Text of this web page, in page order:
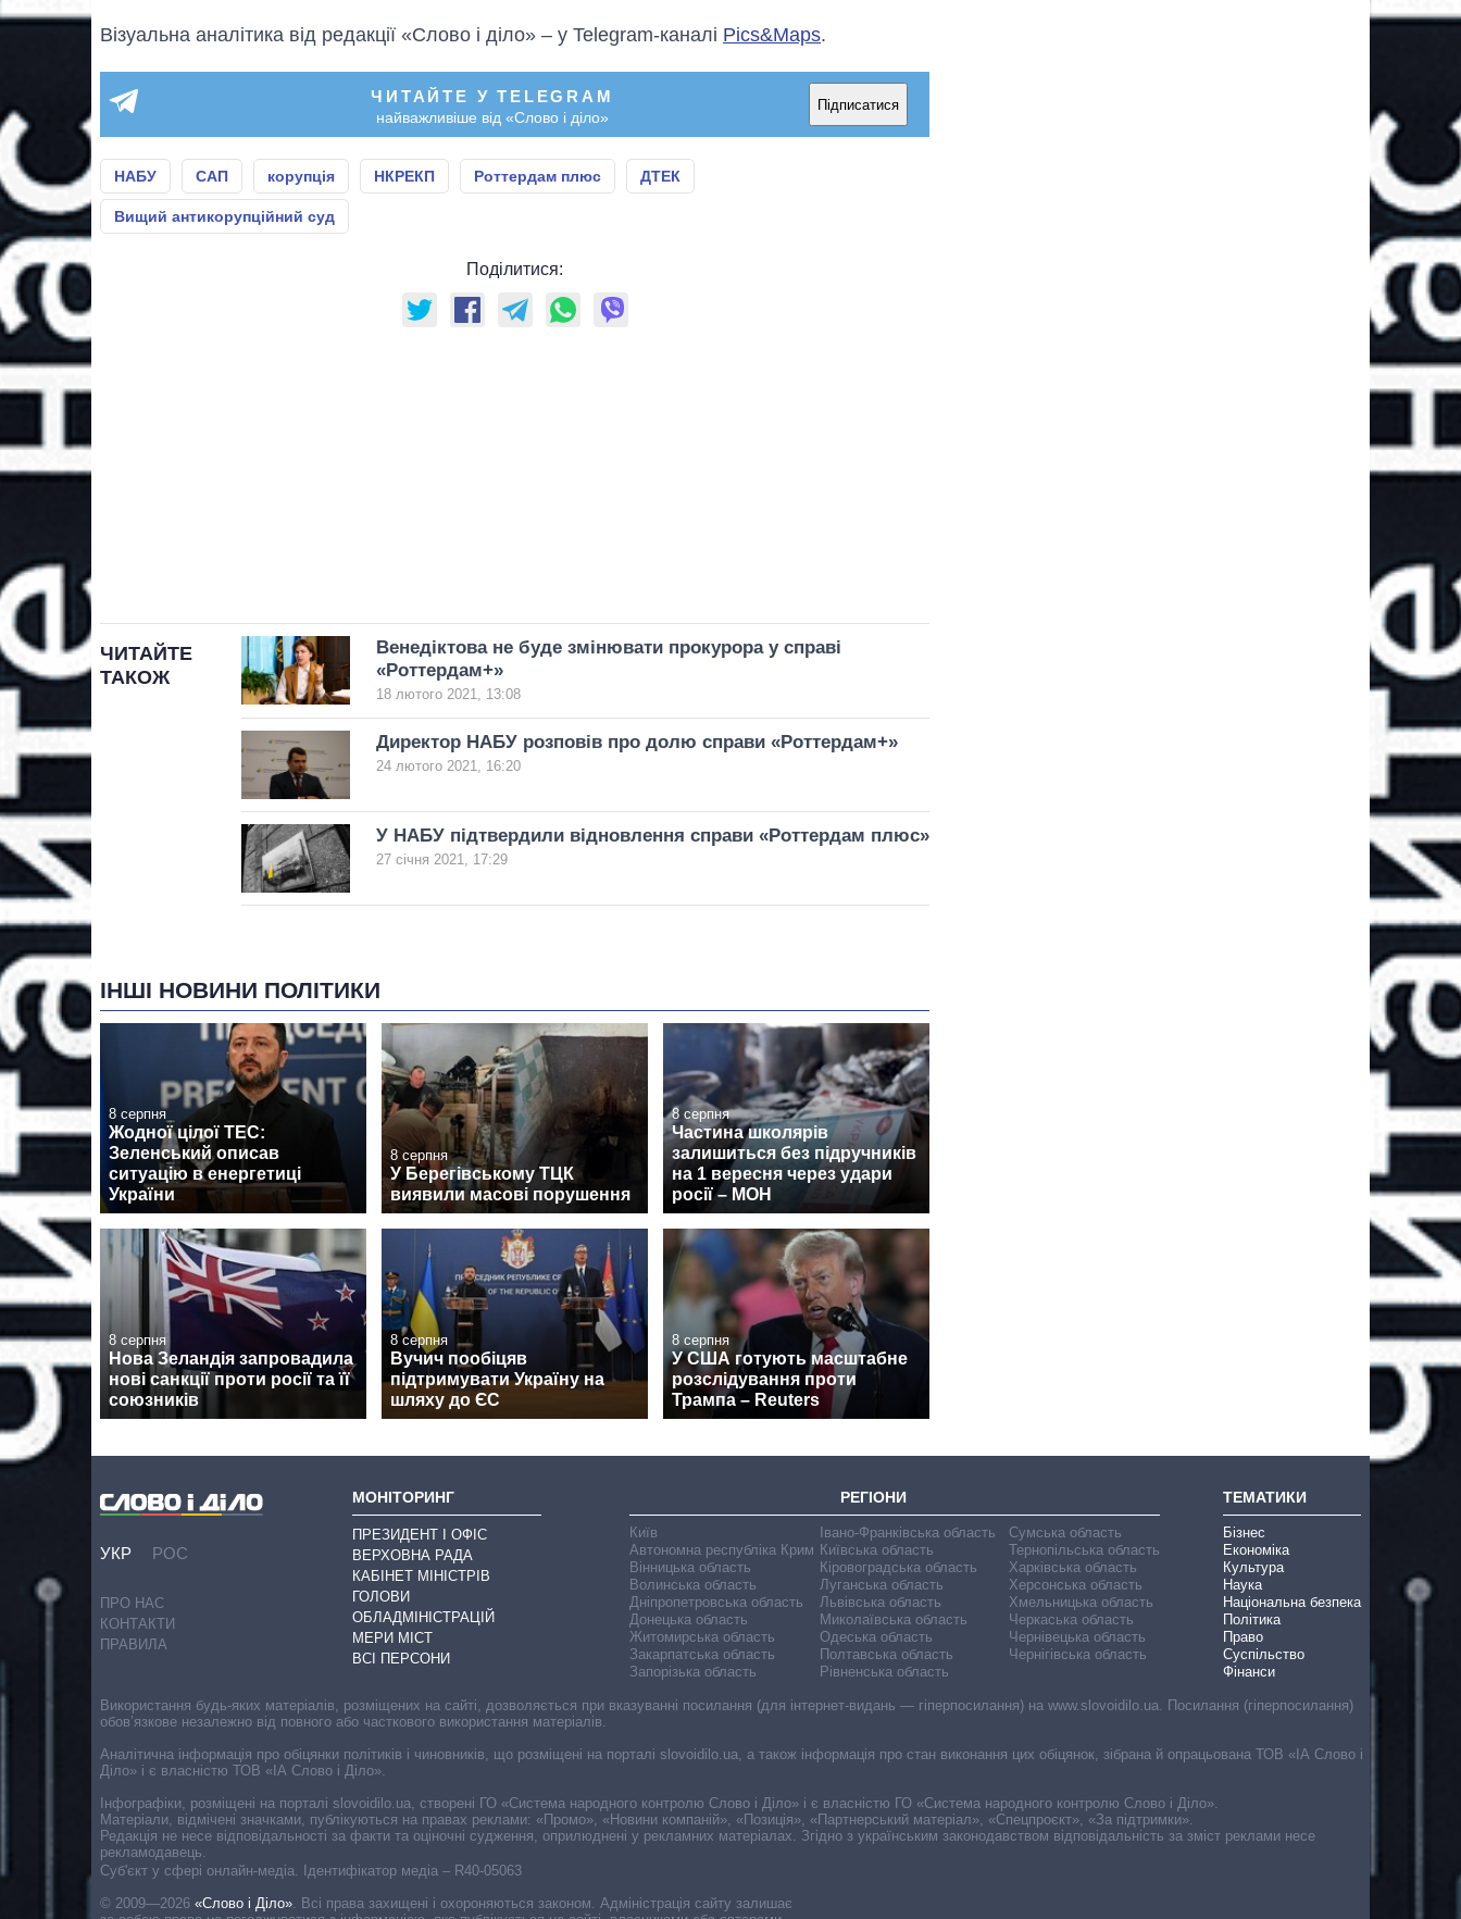
Візуальна аналітика від редакції «Слово і діло» – у Telegram-каналі Pics&Maps.
ЧИТАЙТЕ У TELEGRAM
найважливіше від «Слово і діло»
Підписатися
НАБУ САП корупція НКРЕКП Роттердам плюс ДТЕК
Вищий антикорупційний суд
Поділитися:
ЧИТАЙТЕ
ТАКОЖ
Венедіктова не буде змінювати прокурора у справі
«Роттердам+»
18 лютого 2021, 13:08
Директор НАБУ розповів про долю справи «Роттердам+»
24 лютого 2021, 16:20
У НАБУ підтвердили відновлення справи «Роттердам плюс»
27 січня 2021, 17:29
ІНШІ НОВИНИ ПОЛІТИКИ
8 серпня
Жодної цілої ТЕС:
Зеленський описав
ситуацію в енергетиці
України
8 серпня
У Берегівському ТЦК
виявили масові порушення
8 серпня
Частина школярів
залишиться без підручників
на 1 вересня через удари
росії – МОН
8 серпня
Нова Зеландія запровадила
нові санкції проти росії та її
союзників
8 серпня
Вучич пообіцяв
підтримувати Україну на
шляху до ЄС
8 серпня
У США готують масштабне
розслідування проти
Трампа – Reuters
УКР РОС
ПРО НАС
КОНТАКТИ
ПРАВИЛА
МОНІТОРИНГ
ПРЕЗИДЕНТ І ОФІС
ВЕРХОВНА РАДА
КАБІНЕТ МІНІСТРІВ
ГОЛОВИ
ОБЛАДМІНІСТРАЦІЙ
МЕРИ МІСТ
ВСІ ПЕРСОНИ
РЕГІОНИ
Київ
Автономна республіка Крим
Вінницька область
Волинська область
Дніпропетровська область
Донецька область
Житомирська область
Закарпатська область
Запорізька область
Івано-Франківська область
Київська область
Кіровоградська область
Луганська область
Львівська область
Миколаївська область
Одеська область
Полтавська область
Рівненська область
Сумська область
Тернопільська область
Харківська область
Херсонська область
Хмельницька область
Черкаська область
Чернівецька область
Чернігівська область
ТЕМАТИКИ
Бізнес
Економіка
Культура
Наука
Національна безпека
Політика
Право
Суспільство
Фінанси
Cуб'єкт у сфері онлайн-медіа. Ідентифікатор медіа – R40-05063
© 2009—2026 «Слово і Діло» Всі права захищені і охороняються законом. Адміністрація сайту залишає
Використання будь-яких матеріалів, розміщених на сайті, дозволяється при вказуванні посилання (для інтернет-видань — гіперпосилання) на www.slovoidilo.ua. Посилання (гіперпосилання)
обов’язкове незалежно від повного або часткового використання матеріалів.
Аналітична інформація про обіцянки політиків і чиновників, що розміщені на порталі slovoidilo.ua, а також інформація про стан виконання цих обіцянок, зібрана й опрацьована ТОВ «ІА Слово і
Діло» і є власністю ТОВ «ІА Слово і Діло».
Інфографіки, розміщені на порталі slovoidilo.ua, створені ГО «Система народного контролю Слово і Діло» і є власністю ГО «Система народного контролю Слово і Діло».
Матеріали, відмічені значками, публікуються на правах реклами: «Промо», «Новини компаній», «Позиція», «Партнерський матеріал», «Спецпроєкт», «За підтримки».
Редакція не несе відповідальності за факти та оціночні судження, оприлюднені у рекламних матеріалах. Згідно з українським законодавством відповідальність за зміст реклами несе
рекламодавець.